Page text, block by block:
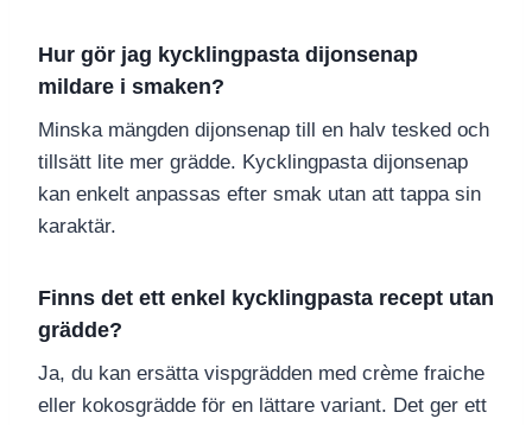
Hur gör jag kycklingpasta dijonsenap
mildare i smaken?
Minska mängden dijonsenap till en halv tesked och
tillsätt lite mer grädde. Kycklingpasta dijonsenap
kan enkelt anpassas efter smak utan att tappa sin
karaktär.
Finns det ett enkel kycklingpasta recept utan
grädde?
Ja, du kan ersätta vispgrädden med crème fraiche
eller kokosgrädde för en lättare variant. Det ger ett